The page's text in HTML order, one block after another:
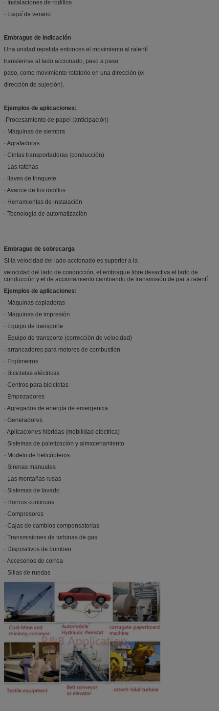
· Instalaciones de rodillos
· Esquí de verano
Embrague de indicación
Una unidad repetida entonces el movimiento al ralentí
transferirse al lado accionado, paso a paso
paso, como movimiento rotatorio en una dirección (el
dirección de sujeción).
Ejemplos de aplicaciones:
·Procesamiento de papel (anticipación)
· Máquinas de siembra
· Agrafadoras
· Cintas transportadoras (conducción)
· Las ratchas
· llaves de trinquete
· Avance de los rodillos
· Herramientas de instalación
· Tecnología de automatización
Embrague de sobrecarga
Si la velocidad del lado accionado es superior a la
velocidad del lado de conducción, el embrague libre desactiva el lado de
conducción y el de accionamiento cambiando de transmisión de par a ralentí.
Ejemplos de aplicaciones:
· Máquinas copiadoras
· Máquinas de impresión
· Equipo de transporte
· Equipo de transporte (corrección de velocidad)
· arrancadores para motores de combustión
· Ergómetros
· Bicicletas eléctricas
· Centros para bicicletas
· Empezadores
· Agregados de energía de emergencia
· Generadores
· Aplicaciones híbridas (mobilidad eléctrica)
· Sistemas de paletización y almacenamiento
· Modelo de helicópteros
· Sirenas manuales
· Las montañas rusas
· Sistemas de lavado
· Hornos continuos
· Compresores
· Cajas de cambios compensatorias
· Transmisiones de turbinas de gas
· Dispositivos de bombeo
· Accesorios de correa
· Sillas de ruedas